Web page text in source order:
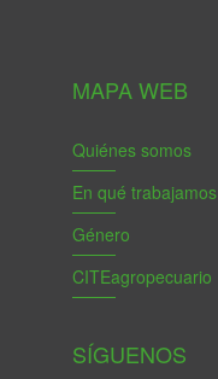
MAPA WEB
Quiénes somos
En qué trabajamos
Género
CITEagropecuario
SÍGUENOS